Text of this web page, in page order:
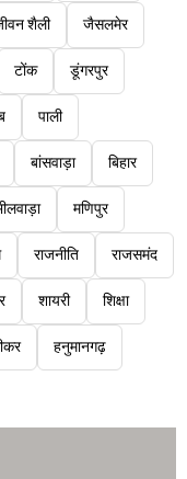
शैली जैसलमेर
टोंक डूंगरपुर
पाली
बांसवाड़ा बिहार
मणिपुर
राजनीति राजसमंद
शायरी शिक्षा
हनुमानगढ़